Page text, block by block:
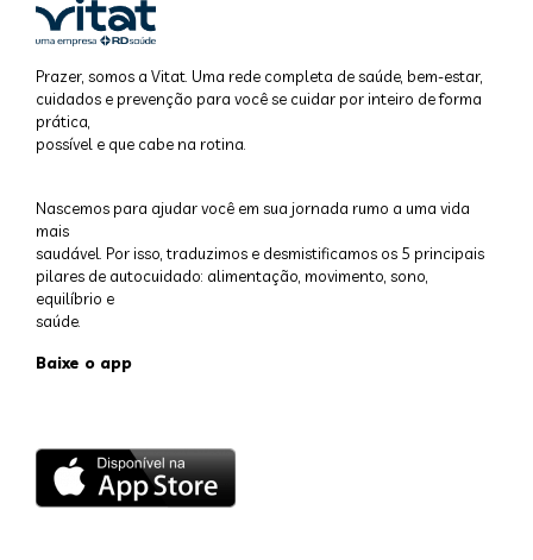
Prazer, somos a Vitat. Uma rede completa de saúde, bem-estar,
cuidados e prevenção para você se cuidar por inteiro de forma
prática,
possível e que cabe na rotina.
Nascemos para ajudar você em sua jornada rumo a uma vida
mais
saudável. Por isso, traduzimos e desmistificamos os 5 principais
pilares de autocuidado: alimentação, movimento, sono,
equilíbrio e
saúde.
Baixe o app